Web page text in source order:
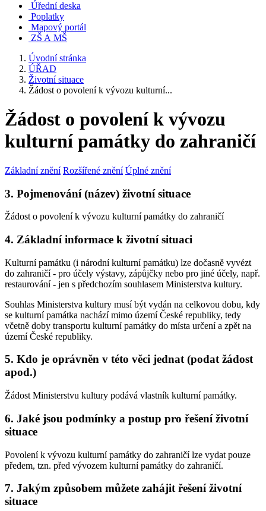
Úřední deska
Poplatky
Mapový portál
ZŠ A MŠ
Úvodní stránka
ÚŘAD
Životní situace
Žádost o povolení k vývozu kulturní...
Žádost o povolení k vývozu
kulturní památky do zahraničí
Základní znění Rozšířené znění Úplné znění
3. Pojmenování (název) životní situace
Žádost o povolení k vývozu kulturní památky do zahraničí
4. Základní informace k životní situaci
Kulturní památku (i národní kulturní památku) lze dočasně vyvézt
do zahraničí - pro účely výstavy, zápůjčky nebo pro jiné účely, např.
restaurování - jen s předchozím souhlasem Ministerstva kultury.
Souhlas Ministerstva kultury musí být vydán na celkovou dobu, kdy
se kulturní památka nachází mimo území České republiky, tedy
včetně doby transportu kulturní památky do místa určení a zpět na
území České republiky.
5. Kdo je oprávněn v této věci jednat (podat žádost
apod.)
Žádost Ministerstvu kultury podává vlastník kulturní památky.
6. Jaké jsou podmínky a postup pro řešení životní
situace
Povolení k vývozu kulturní památky do zahraničí lze vydat pouze
předem, tzn. před vývozem kulturní památky do zahraničí.
7. Jakým způsobem můžete zahájit řešení životní
situace